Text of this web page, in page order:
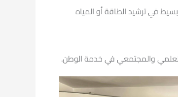
في ترشيد الطاقة أو المياه
العلمي والمجتمعي في خدمة الوطن.